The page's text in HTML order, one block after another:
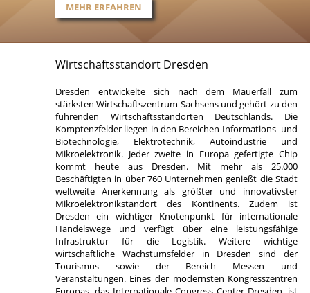
MEHR ERFAHREN
Wirtschaftsstandort Dresden
Dresden entwickelte sich nach dem Mauerfall zum
stärksten Wirtschaftszentrum Sachsens und gehört zu den
führenden Wirtschaftsstandorten Deutschlands. Die
Komptenzfelder liegen in den Bereichen Informations- und
Biotechnologie, Elektrotechnik, Autoindustrie und
Mikroelektronik. Jeder zweite in Europa gefertigte Chip
kommt heute aus Dresden. Mit mehr als 25.000
Beschäftigten in über 760 Unternehmen genießt die Stadt
weltweite Anerkennung als größter und innovativster
Mikroelektronikstandort des Kontinents. Zudem ist
Dresden ein wichtiger Knotenpunkt für internationale
Handelswege und verfügt über eine leistungsfähige
Infrastruktur für die Logistik. Weitere wichtige
wirtschaftliche Wachstumsfelder in Dresden sind der
Tourismus sowie der Bereich Messen und
Veranstaltungen. Eines der modernsten Kongresszentren